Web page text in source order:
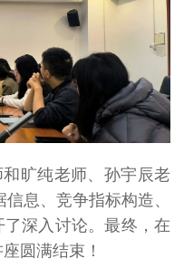
旷纯老师、孙宇辰老
息、竞争指标构造、
深入讨论。最终，在
圆满结束！